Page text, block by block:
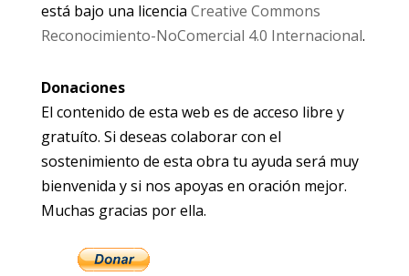
está bajo una licencia Creative Commons
Reconocimiento-NoComercial 4.0 Internacional.
Donaciones
El contenido de esta web es de acceso libre y
gratuíto. Si deseas colaborar con el
sostenimiento de esta obra tu ayuda será muy
bienvenida y si nos apoyas en oración mejor.
Muchas gracias por ella.